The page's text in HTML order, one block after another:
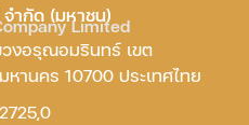
ำกัด (มหาชน)
Limited
งอรุณอมรินทร์ เขต
านคร 10700 ประเทศไทย